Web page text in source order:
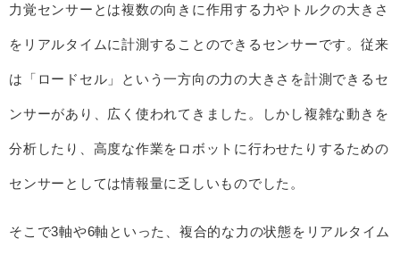
力覚センサーとは複数の向きに作用する力やトルクの大きさ
をリアルタイムに計測することのできるセンサーです。従来
は「ロードセル」という一方向の力の大きさを計測できるセ
ンサーがあり、広く使われてきました。しかし複雑な動きを
分析したり、高度な作業をロボットに行わせたりするための
センサーとしては情報量に乏しいものでした。
そこで3軸や6軸といった、複合的な力の状態をリアルタイム